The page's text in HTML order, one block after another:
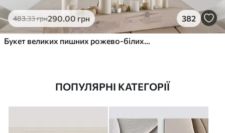
483.33грн290.00 грн 382
Букет великих пишних рожево-білих квітів півонії із зеленим листям на м’якому розмитому фоні
ПОПУЛЯРНІ КАТЕГОРІЇ